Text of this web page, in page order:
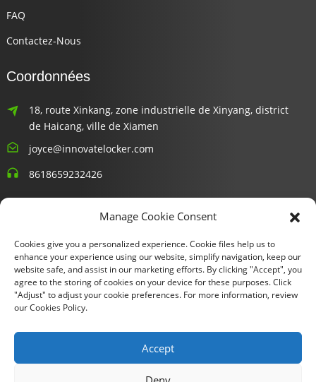
FAQ
Contactez-Nous
Coordonnées
18, route Xinkang, zone industrielle de Xinyang, district
de Haicang, ville de Xiamen
joyce@innovatelocker.com
8618659232426
Bulletins D'information
Entrez votre email et nous vous enverrons les dernières
informations sur les plans.
Demande De Renseignements Maintenant
Manage Cookie Consent
Cookies give you a personalized experience. Cookie files help us to
enhance your experience using our website, simplify navigation, keep our
website safe, and assist in our marketing efforts. By clicking "Accept", you
agree to the storing of cookies on your device for these purposes. Click
"Adjust" to adjust your cookie preferences. For more information, review
our Cookies Policy.
Accept